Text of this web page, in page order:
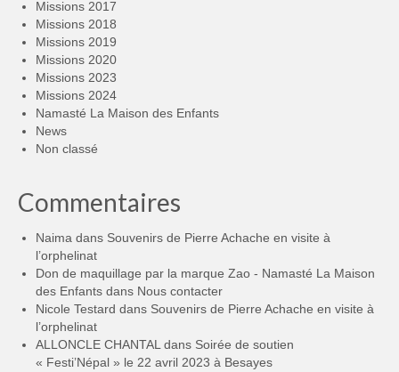
Missions 2017
Missions 2018
Missions 2019
Missions 2020
Missions 2023
Missions 2024
Namasté La Maison des Enfants
News
Non classé
Commentaires
Naima dans Souvenirs de Pierre Achache en visite à
l’orphelinat
Don de maquillage par la marque Zao - Namasté La Maison
des Enfants dans Nous contacter
Nicole Testard dans Souvenirs de Pierre Achache en visite à
l’orphelinat
ALLONCLE CHANTAL dans Soirée de soutien
« Festi’Népal » le 22 avril 2023 à Besayes